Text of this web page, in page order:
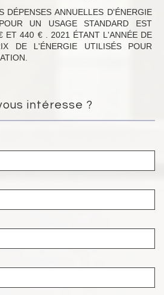
DÉPENSES ANNUELLES D'ÉNERGIE
UN USAGE STANDARD EST
ET 440 € . 2021 ÉTANT L'ANNÉE DE
DE L'ÉNERGIE UTILISÉS POUR
intéresse ?